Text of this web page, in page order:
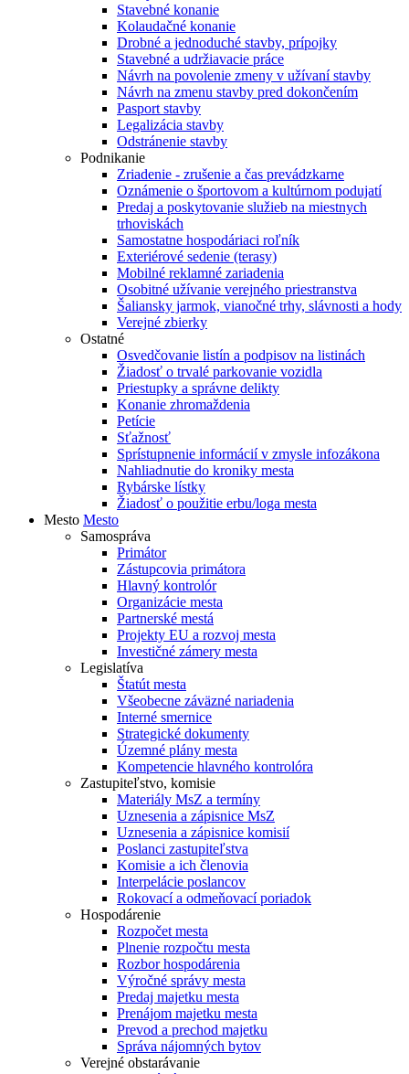
Stavebné konanie
Kolaudačné konanie
Drobné a jednoduché stavby, prípojky
Stavebné a udržiavacie práce
Návrh na povolenie zmeny v užívaní stavby
Návrh na zmenu stavby pred dokončením
Pasport stavby
Legalizácia stavby
Odstránenie stavby
Podnikanie
Zriadenie - zrušenie a čas prevádzkarne
Oznámenie o športovom a kultúrnom podujatí
Predaj a poskytovanie služieb na miestnych
trhoviskách
Samostatne hospodáriaci roľník
Exteriérové sedenie (terasy)
Mobilné reklamné zariadenia
Osobitné užívanie verejného priestranstva
Šaliansky jarmok, vianočné trhy, slávnosti a hody
Verejné zbierky
Ostatné
Osvedčovanie listín a podpisov na listinách
Žiadosť o trvalé parkovanie vozidla
Priestupky a správne delikty
Konanie zhromaždenia
Petície
Sťažnosť
Sprístupnenie informácií v zmysle infozákona
Nahliadnutie do kroniky mesta
Rybárske lístky
Žiadosť o použitie erbu/loga mesta
Mesto Mesto
Samospráva
Primátor
Zástupcovia primátora
Hlavný kontrolór
Organizácie mesta
Partnerské mestá
Projekty EU a rozvoj mesta
Investičné zámery mesta
Legislatíva
Štatút mesta
Všeobecne záväzné nariadenia
Interné smernice
Strategické dokumenty
Územné plány mesta
Kompetencie hlavného kontrolóra
Zastupiteľstvo, komisie
Materiály MsZ a termíny
Uznesenia a zápisnice MsZ
Uznesenia a zápisnice komisií
Poslanci zastupiteľstva
Komisie a ich členovia
Interpelácie poslancov
Rokovací a odmeňovací poriadok
Hospodárenie
Rozpočet mesta
Plnenie rozpočtu mesta
Rozbor hospodárenia
Výročné správy mesta
Predaj majetku mesta
Prenájom majetku mesta
Prevod a prechod majetku
Správa nájomných bytov
Verejné obstarávanie